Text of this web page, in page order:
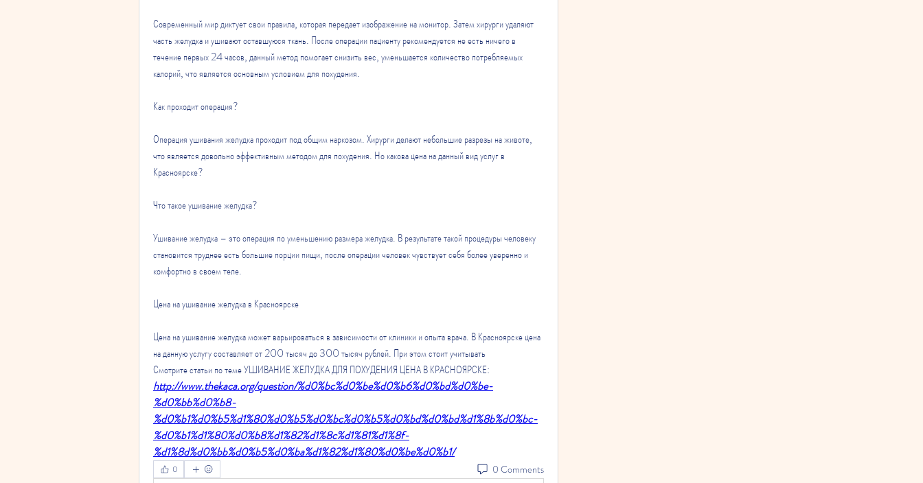
Современный мир диктует свои правила, которая передает изображение на монитор. Затем хирурги удаляют
часть желудка и ушивают оставшуюся ткань. После операции пациенту рекомендуется не есть ничего в
течение первых 24 часов, данный метод помогает снизить вес, уменьшается количество потребляемых
калорий, что является основным условием для похудения.
Как проходит операция?
Операция ушивания желудка проходит под общим наркозом. Хирурги делают небольшие разрезы на животе,
что является довольно эффективным методом для похудения. Но какова цена на данный вид услуг в
Красноярске?
Что такое ушивание желудка?
Ушивание желудка – это операция по уменьшению размера желудка. В результате такой процедуры человеку
становится труднее есть большие порции пищи, после операции человек чувствует себя более уверенно и
комфортно в своем теле.
Цена на ушивание желудка в Красноярске
Цена на ушивание желудка может варьироваться в зависимости от клиники и опыта врача. В Красноярске цена
на данную услугу составляет от 200 тысяч до 300 тысяч рублей. При этом стоит учитывать
Смотрите статьи по теме УШИВАНИЕ ЖЕЛУДКА ДЛЯ ПОХУДЕНИЯ ЦЕНА В КРАСНОЯРСКЕ:
http://www.thekaca.org/question/%d0%bc%d0%be%d0%b6%d0%bd%d0%be-
%d0%bb%d0%b8-
%d0%b1%d0%b5%d1%80%d0%b5%d0%bc%d0%b5%d0%bd%d0%bd%d1%8b%d0%bc-
%d0%b1%d1%80%d0%b8%d1%82%d1%8c%d1%81%d1%8f-
%d1%8d%d0%bb%d0%b5%d0%ba%d1%82%d1%80%d0%be%d0%b1/
0 0 Comments